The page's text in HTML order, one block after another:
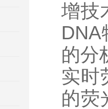
增技
的分
实时
的荧